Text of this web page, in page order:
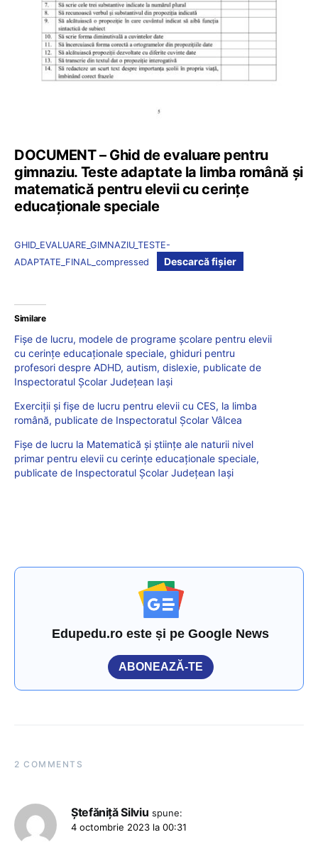
DOCUMENT – Ghid de evaluare pentru
gimnaziu. Teste adaptate la limba română și
matematică pentru elevii cu cerințe
educaționale speciale
GHID_EVALUARE_GIMNAZIU_TESTE-
ADAPTATE_FINAL_compressed
Descarcă fișier
Similare
Fișe de lucru, modele de programe școlare pentru elevii
cu cerințe educaționale speciale, ghiduri pentru
profesori despre ADHD, autism, dislexie, publicate de
Inspectoratul Școlar Județean Iași
Exerciții și fișe de lucru pentru elevii cu CES, la limba
română, publicate de Inspectoratul Școlar Vâlcea
Fișe de lucru la Matematică și științe ale naturii nivel
primar pentru elevii cu cerințe educaționale speciale,
publicate de Inspectoratul Școlar Județean Iași
Edupedu.ro este și pe Google News
ABONEAZĂ-TE
2 COMMENTS
Ștefăniță Silviu spune:
4 octombrie 2023 la 00:31